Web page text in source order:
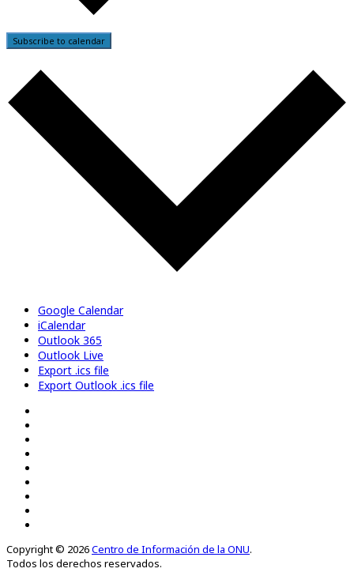
Subscribe to calendar
Google Calendar
iCalendar
Outlook 365
Outlook Live
Export .ics file
Export Outlook .ics file
Copyright © 2026Centro de Información de la ONU.
Todos los derechos reservados.